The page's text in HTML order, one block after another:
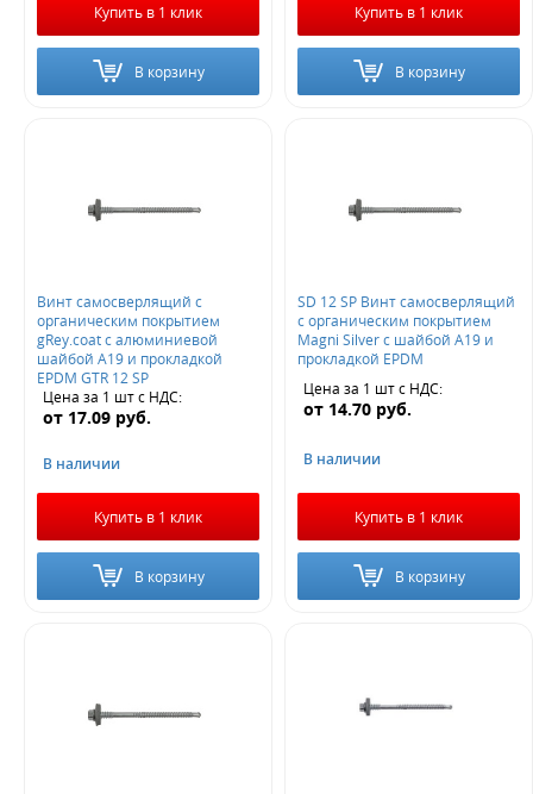
Купить в 1 клик
В корзину
Купить в 1 клик
В корзину
Винт самосверлящий с
органическим покрытием
gRey.coat с алюминиевой
шайбой А19 и прокладкой
EPDM GTR 12 SP
Цена за 1 штс НДС:
от 17.09 руб.
В наличии
Купить в 1 клик
В корзину
SD 12 SP Винт самосверлящий
с органическим покрытием
Magni Silver с шайбой А19 и
прокладкой EPDM
Цена за 1 штс НДС:
от 14.70 руб.
В наличии
Купить в 1 клик
В корзину